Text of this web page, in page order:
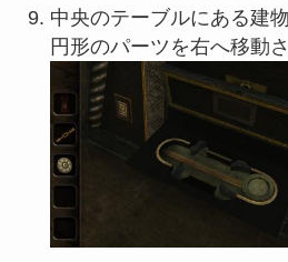
中央のテーブルにある建
円形のパーツを右へ移動